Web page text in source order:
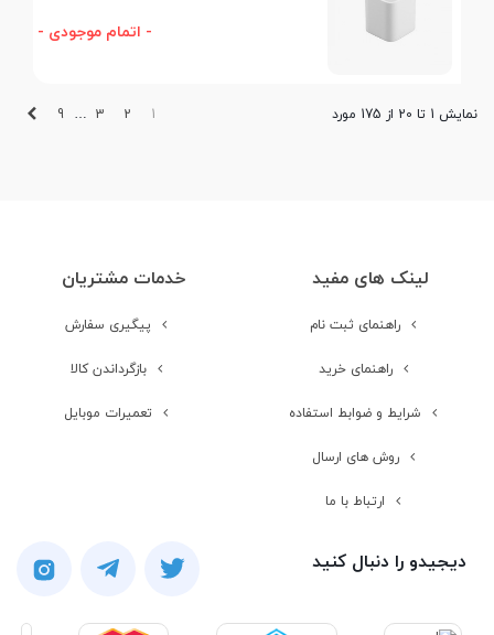
- اتمام موجودی -
نمایش 1 تا 20 از 175 مورد 1
2
3
…
9
لینک های مفید
راهنمای ثبت نام
راهنمای خرید
شرایط و ضوابط استفاده
روش های ارسال
ارتباط با ما
خدمات مشتریان
پیگیری سفارش
بازگرداندن کالا
تعمیرات موبایل
دیجیدو را دنبال کنید